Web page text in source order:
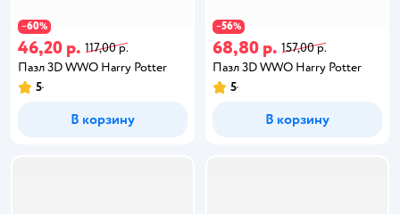
−60%
46,20 р. 117,00 р.
Пазл 3D WWO Harry Potter
5
В корзину
−56%
68,80 р. 157,00 р.
Пазл 3D WWO Harry Potter
5
В корзину